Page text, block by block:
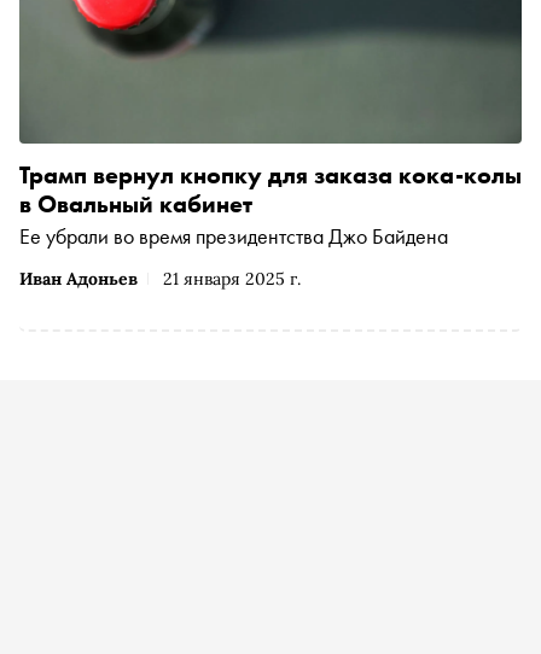
Иван Адоньев 21 января 2025 г.
Трамп вернул кнопку для заказа кока-колы
в Овальный кабинет
Ее убрали во время президентства Джо Байдена